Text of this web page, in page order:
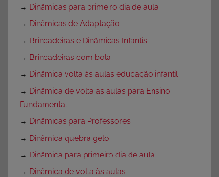
→ Dinâmicas para primeiro dia de aula
→ Dinâmicas de Adaptação
→ Brincadeiras e Dinâmicas Infantis
→ Brincadeiras com bola
→ Dinâmica volta às aulas educação infantil
→ Dinâmica de volta as aulas para Ensino
Fundamental
→ Dinâmicas para Professores
→ Dinâmica quebra gelo
→ Dinâmica para primeiro dia de aula
→ Dinâmica de volta às aulas